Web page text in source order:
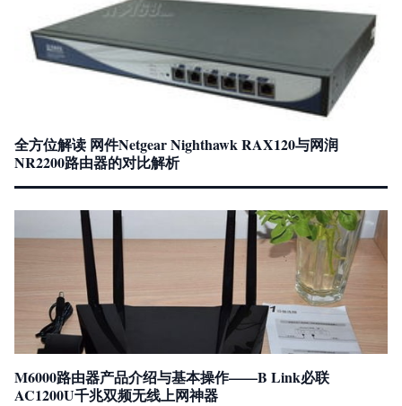
全方位解读 网件Netgear Nighthawk RAX120与网润
NR2200路由器的对比解析
M6000路由器产品介绍与基本操作——B Link必联
AC1200U千兆双频无线上网神器